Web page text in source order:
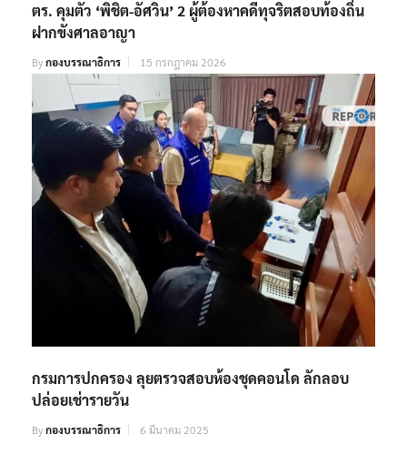
ตร. คุมตัว ‘พิชิต-อัศวิน’ 2 ผู้ต้องหาคดีทุจริตสอบท้องถิ่น
ฝากขังศาลอาญา
Byกองบรรณาธิการ 15 กรกฎาคม 2026
กรมการปกครอง ลุยตรวจสอบห้องชุดคอนโด ลักลอบ
ปล่อยเช่ารายวัน
Byกองบรรณาธิการ 6 มีนาคม 2025